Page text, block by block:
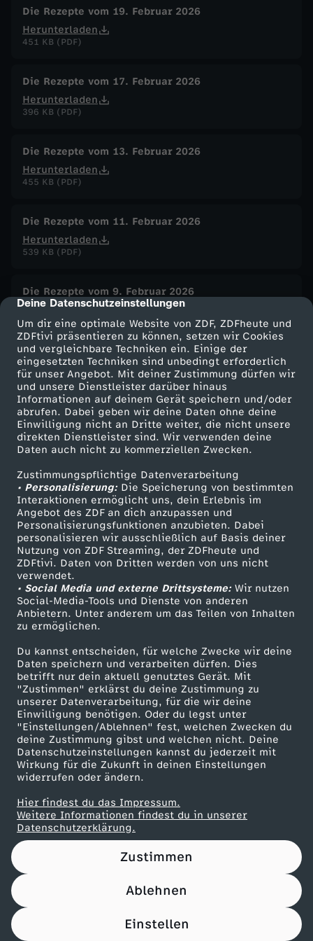
cmp-dialog-description
Deine Datenschutzeinstellungen
Um dir eine optimale Website von ZDF, ZDFheute und
ZDFtivi präsentieren zu können, setzen wir Cookies
und vergleichbare Techniken ein. Einige der
eingesetzten Techniken sind unbedingt erforderlich
für unser Angebot. Mit deiner Zustimmung dürfen wir
und unsere Dienstleister darüber hinaus
Informationen auf deinem Gerät speichern und/oder
abrufen. Dabei geben wir deine Daten ohne deine
Einwilligung nicht an Dritte weiter, die nicht unsere
direkten Dienstleister sind. Wir verwenden deine
Daten auch nicht zu kommerziellen Zwecken.
Zustimmungspflichtige Datenverarbeitung
• Personalisierung:Die Speicherung von bestimmten
Interaktionen ermöglicht uns, dein Erlebnis im
Angebot des ZDF an dich anzupassen und
Personalisierungsfunktionen anzubieten. Dabei
personalisieren wir ausschließlich auf Basis deiner
Nutzung von ZDF Streaming, der ZDFheute und
ZDFtivi. Daten von Dritten werden von uns nicht
verwendet.
• Social Media und externe Drittsysteme:Wir nutzen
Social-Media-Tools und Dienste von anderen
Anbietern. Unter anderem um das Teilen von Inhalten
zu ermöglichen.
Du kannst entscheiden, für welche Zwecke wir deine
Daten speichern und verarbeiten dürfen. Dies
betrifft nur dein aktuell genutztes Gerät. Mit
"Zustimmen" erklärst du deine Zustimmung zu
unserer Datenverarbeitung, für die wir deine
Einwilligung benötigen. Oder du legst unter
"Einstellungen/Ablehnen" fest, welchen Zwecken du
deine Zustimmung gibst und welchen nicht. Deine
Datenschutzeinstellungen kannst du jederzeit mit
Wirkung für die Zukunft in deinen Einstellungen
widerrufen oder ändern.
Hier findest du das Impressum.
Weitere Informationen findest du in unserer
Datenschutzerklärung.
Zustimmen
Ablehnen
Einstellen
Die Rezepte vom 19. Februar 2026
Herunterladen
451 KB (PDF)
Die Rezepte vom 17. Februar 2026
Herunterladen
396 KB (PDF)
Die Rezepte vom 13. Februar 2026
Herunterladen
455 KB (PDF)
Die Rezepte vom 11. Februar 2026
Herunterladen
539 KB (PDF)
Die Rezepte vom 9. Februar 2026
Herunterladen
513 KB (PDF)
Die Rezepte vom 6. Februar 2026
Herunterladen
826 KB (PDF)
Die Rezepte vom 4. Februar 2026
Herunterladen
Die Rezepte vom 3. Februar 2026
Herunterladen
475 KB (PDF)
Die Rezepte vom 2. Februar 2026
Herunterladen
635 KB (PDF)
Herunterladen
439 KB (PDF)
Die Rezepte vom 29. Januar 2026
Herunterladen
354 KB (PDF)
Die Rezepte vom 28. Januar 2026
Herunterladen
327 KB (PDF)
Die Rezepte vom 27. Januar 2026
Herunterladen
Die Rezepte vom 26. Januar 2026